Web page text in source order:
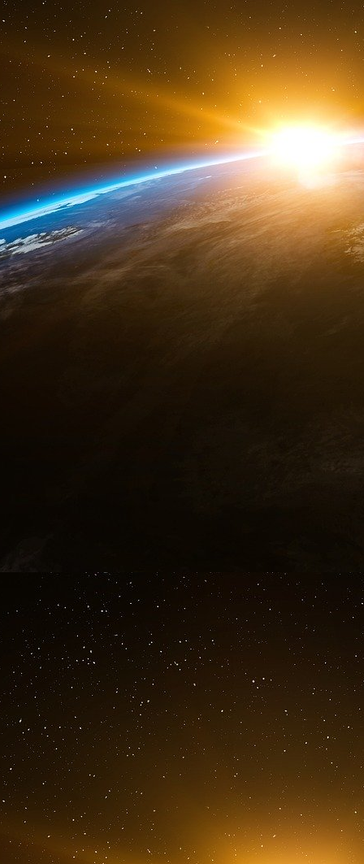
EcoWatt rouge », notent les auteurs de
Cela signifie que ces économies
entreprises ou administration, le sont
particulier dans les mairies des villes, qui
impossible leur fermeture complète.